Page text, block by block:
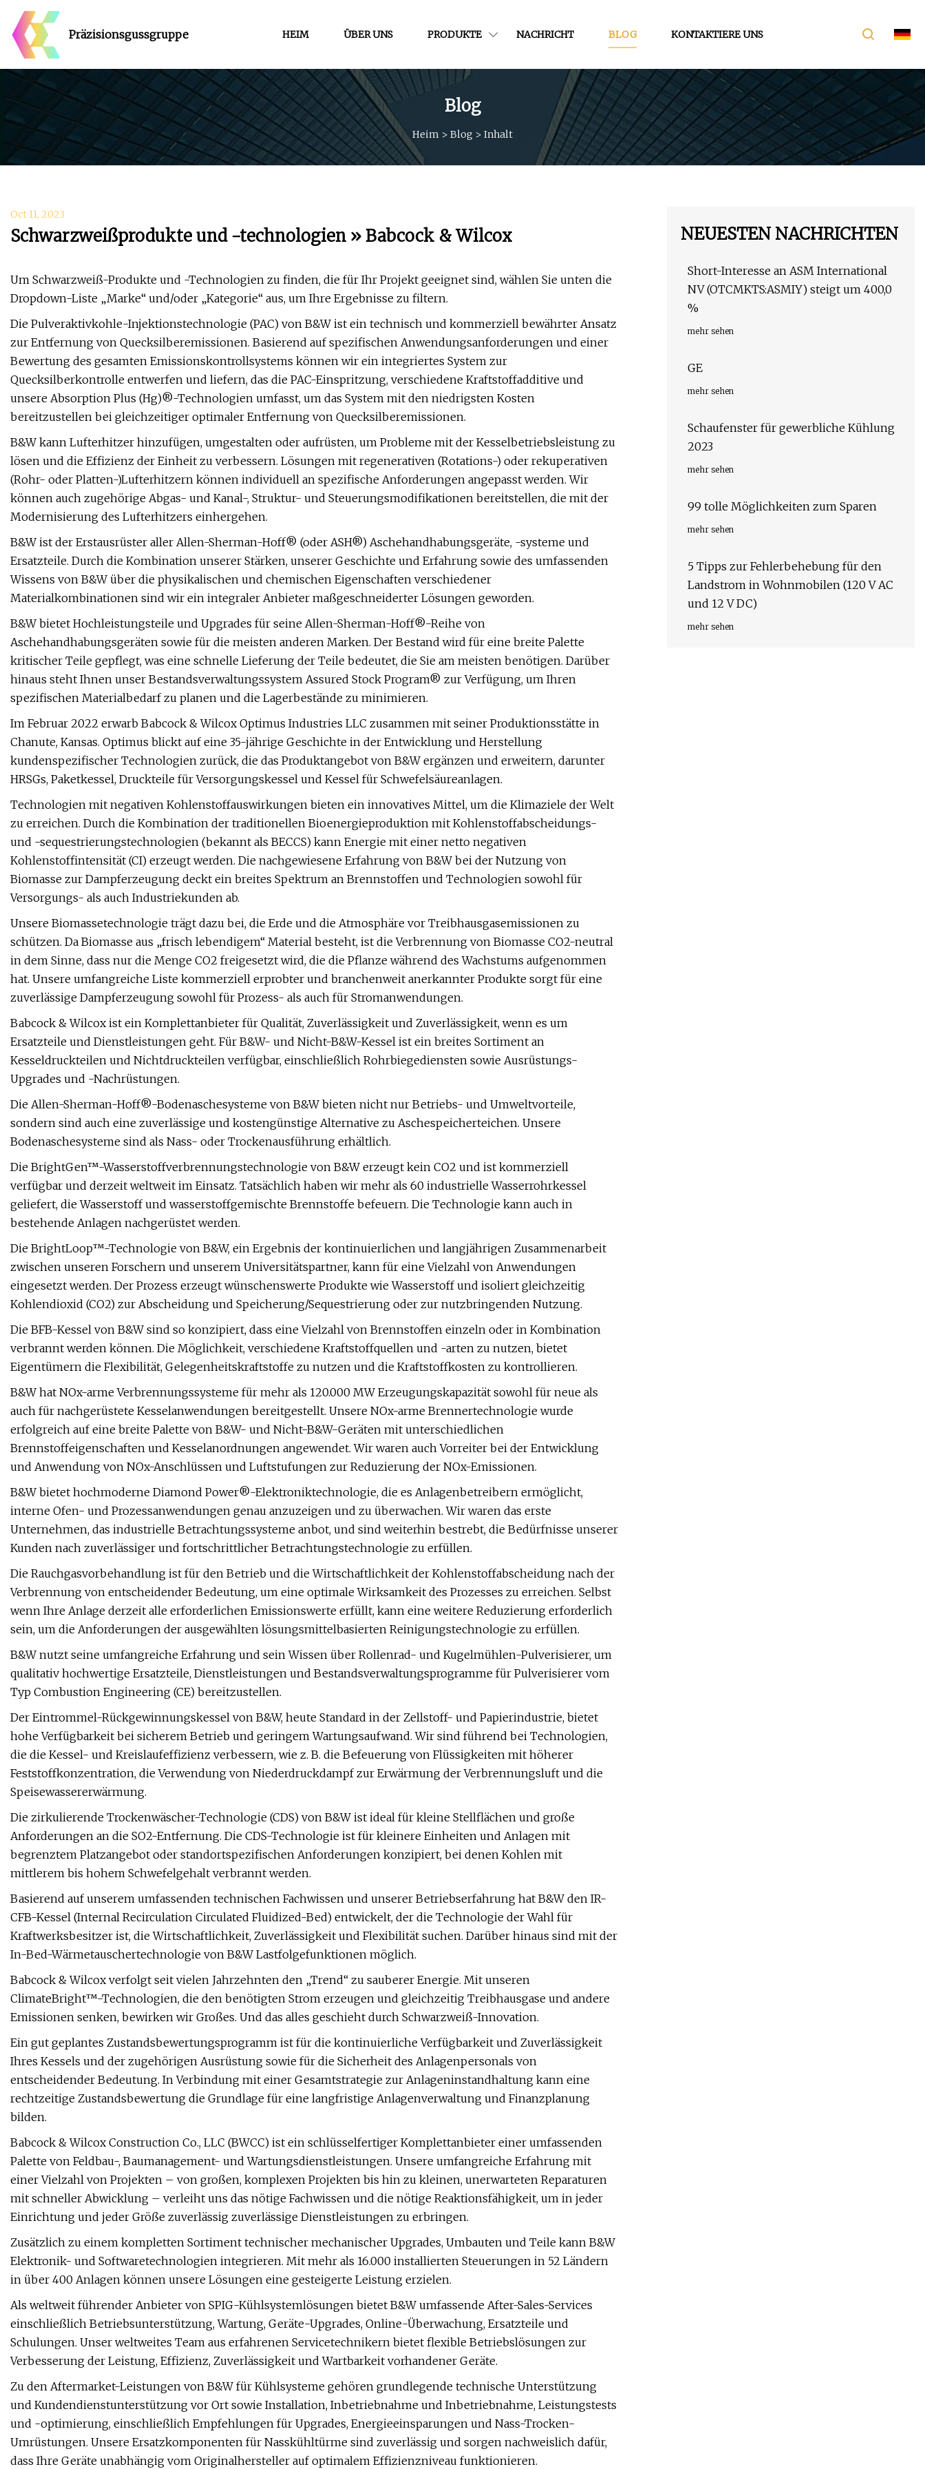
Präzisionsgussgruppe HEIM ÜBER UNS PRODUKTE NACHRICHT BLOG KONTAKTIERE UNS
Blog
Heim > Blog > Inhalt
Oct 11, 2023
Schwarzweißprodukte und -technologien » Babcock & Wilcox
Um Schwarzweiß-Produkte und -Technologien zu finden, die für Ihr Projekt geeignet sind, wählen Sie unten die
Dropdown-Liste „Marke“ und/oder „Kategorie“ aus, um Ihre Ergebnisse zu filtern.
Die Pulveraktivkohle-Injektionstechnologie (PAC) von B&W ist ein technisch und kommerziell bewährter Ansatz
zur Entfernung von Quecksilberemissionen. Basierend auf spezifischen Anwendungsanforderungen und einer
Bewertung des gesamten Emissionskontrollsystems können wir ein integriertes System zur
Quecksilberkontrolle entwerfen und liefern, das die PAC-Einspritzung, verschiedene Kraftstoffadditive und
unsere Absorption Plus (Hg)®-Technologien umfasst, um das System mit den niedrigsten Kosten
bereitzustellen bei gleichzeitiger optimaler Entfernung von Quecksilberemissionen.
B&W kann Lufterhitzer hinzufügen, umgestalten oder aufrüsten, um Probleme mit der Kesselbetriebsleistung zu
lösen und die Effizienz der Einheit zu verbessern. Lösungen mit regenerativen (Rotations-) oder rekuperativen
(Rohr- oder Platten-)Lufterhitzern können individuell an spezifische Anforderungen angepasst werden. Wir
können auch zugehörige Abgas- und Kanal-, Struktur- und Steuerungsmodifikationen bereitstellen, die mit der
Modernisierung des Lufterhitzers einhergehen.
B&W ist der Erstausrüster aller Allen-Sherman-Hoff® (oder ASH®) Aschehandhabungsgeräte, -systeme und
Ersatzteile. Durch die Kombination unserer Stärken, unserer Geschichte und Erfahrung sowie des umfassenden
Wissens von B&W über die physikalischen und chemischen Eigenschaften verschiedener
Materialkombinationen sind wir ein integraler Anbieter maßgeschneiderter Lösungen geworden.
B&W bietet Hochleistungsteile und Upgrades für seine Allen-Sherman-Hoff®-Reihe von
Aschehandhabungsgeräten sowie für die meisten anderen Marken. Der Bestand wird für eine breite Palette
kritischer Teile gepflegt, was eine schnelle Lieferung der Teile bedeutet, die Sie am meisten benötigen. Darüber
hinaus steht Ihnen unser Bestandsverwaltungssystem Assured Stock Program® zur Verfügung, um Ihren
spezifischen Materialbedarf zu planen und die Lagerbestände zu minimieren.
Im Februar 2022 erwarb Babcock & Wilcox Optimus Industries LLC zusammen mit seiner Produktionsstätte in
Chanute, Kansas. Optimus blickt auf eine 35-jährige Geschichte in der Entwicklung und Herstellung
kundenspezifischer Technologien zurück, die das Produktangebot von B&W ergänzen und erweitern, darunter
HRSGs, Paketkessel, Druckteile für Versorgungskessel und Kessel für Schwefelsäureanlagen.
Technologien mit negativen Kohlenstoffauswirkungen bieten ein innovatives Mittel, um die Klimaziele der Welt
zu erreichen. Durch die Kombination der traditionellen Bioenergieproduktion mit Kohlenstoffabscheidungs-
und -sequestrierungstechnologien (bekannt als BECCS) kann Energie mit einer netto negativen
Kohlenstoffintensität (CI) erzeugt werden. Die nachgewiesene Erfahrung von B&W bei der Nutzung von
Biomasse zur Dampferzeugung deckt ein breites Spektrum an Brennstoffen und Technologien sowohl für
Versorgungs- als auch Industriekunden ab.
Unsere Biomassetechnologie trägt dazu bei, die Erde und die Atmosphäre vor Treibhausgasemissionen zu
schützen. Da Biomasse aus „frisch lebendigem“ Material besteht, ist die Verbrennung von Biomasse CO2-neutral
in dem Sinne, dass nur die Menge CO2 freigesetzt wird, die die Pflanze während des Wachstums aufgenommen
hat. Unsere umfangreiche Liste kommerziell erprobter und branchenweit anerkannter Produkte sorgt für eine
zuverlässige Dampferzeugung sowohl für Prozess- als auch für Stromanwendungen.
Babcock & Wilcox ist ein Komplettanbieter für Qualität, Zuverlässigkeit und Zuverlässigkeit, wenn es um
Ersatzteile und Dienstleistungen geht. Für B&W- und Nicht-B&W-Kessel ist ein breites Sortiment an
Kesseldruckteilen und Nichtdruckteilen verfügbar, einschließlich Rohrbiegediensten sowie Ausrüstungs-
Upgrades und -Nachrüstungen.
Die Allen-Sherman-Hoff®-Bodenaschesysteme von B&W bieten nicht nur Betriebs- und Umweltvorteile,
sondern sind auch eine zuverlässige und kostengünstige Alternative zu Aschespeicherteichen. Unsere
Bodenaschesysteme sind als Nass- oder Trockenausführung erhältlich.
Die BrightGen™-Wasserstoffverbrennungstechnologie von B&W erzeugt kein CO2 und ist kommerziell
verfügbar und derzeit weltweit im Einsatz. Tatsächlich haben wir mehr als 60 industrielle Wasserrohrkessel
geliefert, die Wasserstoff und wasserstoffgemischte Brennstoffe befeuern. Die Technologie kann auch in
bestehende Anlagen nachgerüstet werden.
Die BrightLoop™-Technologie von B&W, ein Ergebnis der kontinuierlichen und langjährigen Zusammenarbeit
zwischen unseren Forschern und unserem Universitätspartner, kann für eine Vielzahl von Anwendungen
eingesetzt werden. Der Prozess erzeugt wünschenswerte Produkte wie Wasserstoff und isoliert gleichzeitig
Kohlendioxid (CO2) zur Abscheidung und Speicherung/Sequestrierung oder zur nutzbringenden Nutzung.
Die BFB-Kessel von B&W sind so konzipiert, dass eine Vielzahl von Brennstoffen einzeln oder in Kombination
verbrannt werden können. Die Möglichkeit, verschiedene Kraftstoffquellen und -arten zu nutzen, bietet
Eigentümern die Flexibilität, Gelegenheitskraftstoffe zu nutzen und die Kraftstoffkosten zu kontrollieren.
B&W hat NOx-arme Verbrennungssysteme für mehr als 120.000 MW Erzeugungskapazität sowohl für neue als
auch für nachgerüstete Kesselanwendungen bereitgestellt. Unsere NOx-arme Brennertechnologie wurde
erfolgreich auf eine breite Palette von B&W- und Nicht-B&W-Geräten mit unterschiedlichen
Brennstoffeigenschaften und Kesselanordnungen angewendet. Wir waren auch Vorreiter bei der Entwicklung
und Anwendung von NOx-Anschlüssen und Luftstufungen zur Reduzierung der NOx-Emissionen.
B&W bietet hochmoderne Diamond Power®-Elektroniktechnologie, die es Anlagenbetreibern ermöglicht,
interne Ofen- und Prozessanwendungen genau anzuzeigen und zu überwachen. Wir waren das erste
Unternehmen, das industrielle Betrachtungssysteme anbot, und sind weiterhin bestrebt, die Bedürfnisse unserer
Kunden nach zuverlässiger und fortschrittlicher Betrachtungstechnologie zu erfüllen.
Die Rauchgasvorbehandlung ist für den Betrieb und die Wirtschaftlichkeit der Kohlenstoffabscheidung nach der
Verbrennung von entscheidender Bedeutung, um eine optimale Wirksamkeit des Prozesses zu erreichen. Selbst
wenn Ihre Anlage derzeit alle erforderlichen Emissionswerte erfüllt, kann eine weitere Reduzierung erforderlich
sein, um die Anforderungen der ausgewählten lösungsmittelbasierten Reinigungstechnologie zu erfüllen.
B&W nutzt seine umfangreiche Erfahrung und sein Wissen über Rollenrad- und Kugelmühlen-Pulverisierer, um
qualitativ hochwertige Ersatzteile, Dienstleistungen und Bestandsverwaltungsprogramme für Pulverisierer vom
Typ Combustion Engineering (CE) bereitzustellen.
Der Eintrommel-Rückgewinnungskessel von B&W, heute Standard in der Zellstoff- und Papierindustrie, bietet
hohe Verfügbarkeit bei sicherem Betrieb und geringem Wartungsaufwand. Wir sind führend bei Technologien,
die die Kessel- und Kreislaufeffizienz verbessern, wie z. B. die Befeuerung von Flüssigkeiten mit höherer
Feststoffkonzentration, die Verwendung von Niederdruckdampf zur Erwärmung der Verbrennungsluft und die
Speisewassererwärmung.
Die zirkulierende Trockenwäscher-Technologie (CDS) von B&W ist ideal für kleine Stellflächen und große
Anforderungen an die SO2-Entfernung. Die CDS-Technologie ist für kleinere Einheiten und Anlagen mit
begrenztem Platzangebot oder standortspezifischen Anforderungen konzipiert, bei denen Kohlen mit
mittlerem bis hohem Schwefelgehalt verbrannt werden.
Basierend auf unserem umfassenden technischen Fachwissen und unserer Betriebserfahrung hat B&W den IR-
CFB-Kessel (Internal Recirculation Circulated Fluidized-Bed) entwickelt, der die Technologie der Wahl für
Kraftwerksbesitzer ist, die Wirtschaftlichkeit, Zuverlässigkeit und Flexibilität suchen. Darüber hinaus sind mit der
In-Bed-Wärmetauschertechnologie von B&W Lastfolgefunktionen möglich.
Babcock & Wilcox verfolgt seit vielen Jahrzehnten den „Trend“ zu sauberer Energie. Mit unseren
ClimateBright™-Technologien, die den benötigten Strom erzeugen und gleichzeitig Treibhausgase und andere
Emissionen senken, bewirken wir Großes. Und das alles geschieht durch Schwarzweiß-Innovation.
Ein gut geplantes Zustandsbewertungsprogramm ist für die kontinuierliche Verfügbarkeit und Zuverlässigkeit
Ihres Kessels und der zugehörigen Ausrüstung sowie für die Sicherheit des Anlagenpersonals von
entscheidender Bedeutung. In Verbindung mit einer Gesamtstrategie zur Anlageninstandhaltung kann eine
rechtzeitige Zustandsbewertung die Grundlage für eine langfristige Anlagenverwaltung und Finanzplanung
bilden.
Babcock & Wilcox Construction Co., LLC (BWCC) ist ein schlüsselfertiger Komplettanbieter einer umfassenden
Palette von Feldbau-, Baumanagement- und Wartungsdienstleistungen. Unsere umfangreiche Erfahrung mit
einer Vielzahl von Projekten – von großen, komplexen Projekten bis hin zu kleinen, unerwarteten Reparaturen
mit schneller Abwicklung – verleiht uns das nötige Fachwissen und die nötige Reaktionsfähigkeit, um in jeder
Einrichtung und jeder Größe zuverlässig zuverlässige Dienstleistungen zu erbringen.
Zusätzlich zu einem kompletten Sortiment technischer mechanischer Upgrades, Umbauten und Teile kann B&W
Elektronik- und Softwaretechnologien integrieren. Mit mehr als 16.000 installierten Steuerungen in 52 Ländern
in über 400 Anlagen können unsere Lösungen eine gesteigerte Leistung erzielen.
Als weltweit führender Anbieter von SPIG-Kühlsystemlösungen bietet B&W umfassende After-Sales-Services
einschließlich Betriebsunterstützung, Wartung, Geräte-Upgrades, Online-Überwachung, Ersatzteile und
Schulungen. Unser weltweites Team aus erfahrenen Servicetechnikern bietet flexible Betriebslösungen zur
Verbesserung der Leistung, Effizienz, Zuverlässigkeit und Wartbarkeit vorhandener Geräte.
Zu den Aftermarket-Leistungen von B&W für Kühlsysteme gehören grundlegende technische Unterstützung
und Kundendienstunterstützung vor Ort sowie Installation, Inbetriebnahme und Inbetriebnahme, Leistungstests
und -optimierung, einschließlich Empfehlungen für Upgrades, Energieeinsparungen und Nass-Trocken-
Umrüstungen. Unsere Ersatzkomponenten für Nasskühltürme sind zuverlässig und sorgen nachweislich dafür,
dass Ihre Geräte unabhängig vom Originalhersteller auf optimalem Effizienzniveau funktionieren.
NEUESTEN NACHRICHTEN
Short-Interesse an ASM International
NV (OTCMKTS:ASMIY) steigt um 400,0
%
mehr sehen
GE
mehr sehen
Schaufenster für gewerbliche Kühlung
2023
mehr sehen
99 tolle Möglichkeiten zum Sparen
mehr sehen
5 Tipps zur Fehlerbehebung für den
Landstrom in Wohnmobilen (120 V AC
und 12 V DC)
mehr sehen